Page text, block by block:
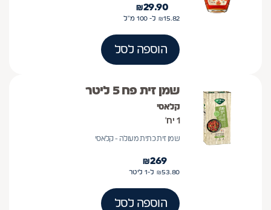
29.90
₪
15.82
₪ ל- 100 מ"ל
הוספה לסל
שמן זית פח 5 ליטר
קלאסי
1 יח'
שמן זית כתית מעולה - קלאסי
269
₪
53.80
₪ ל-1 ליטר
הוספה לסל